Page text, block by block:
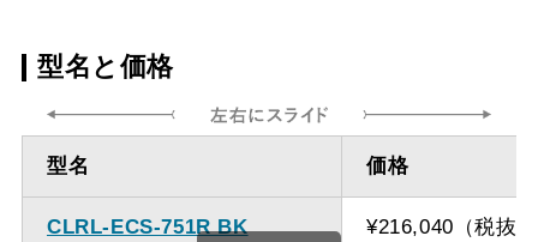
型名と価格
型名 価格
CLRL-ECS-751R BK
¥216,040（税抜